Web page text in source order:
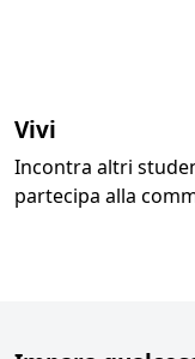
Vivi
Incontra altri
partecipa alla